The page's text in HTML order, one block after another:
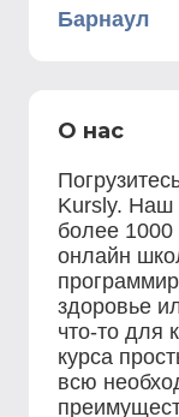
Барнаул
О нас
Kursly. Наш
более 1000
онлайн
здоровье
что-то для
курса
всю